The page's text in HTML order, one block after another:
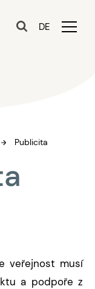
DE
Publicita
veřejnost musí
a podpoře z